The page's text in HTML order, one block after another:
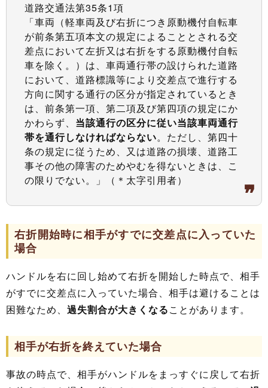
道路交通法第35条1項
「車両（軽車両及び右折につき原動機付自転車
が前条第五項本文の規定によることとされる交
差点において左折又は右折をする原動機付自転
車を除く。）は、車両通行帯の設けられた道路
において、道路標識等により交差点で進行する
方向に関する通行の区分が指定されているとき
は、前条第一項、第二項及び第四項の規定にか
かわらず、 当該通行の区分に従い当該車両通行
帯を通行しなければならない。ただし、第四十
条の規定に従うため、又は道路の損壊、道路工
事その他の障害のためやむを得ないときは、こ
の限りでない。」（＊太字引用者）
右折開始時に相手がすでに交差点に入っていた
場合
ハンドルを右に回し始めて右折を開始した時点で、相手
がすでに交差点に入っていた場合、相手は避けることは
困難なため、 過失割合が大きくなることがあります。
相手が右折を終えていた場合
事故の時点で、相手がハンドルをまっすぐに戻して右折